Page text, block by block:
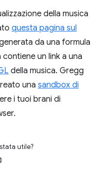
della musica
questa pagina sul
da una formula
un link a una
della musica. Gregg
una sandbox di
i tuoi brani di
utile?